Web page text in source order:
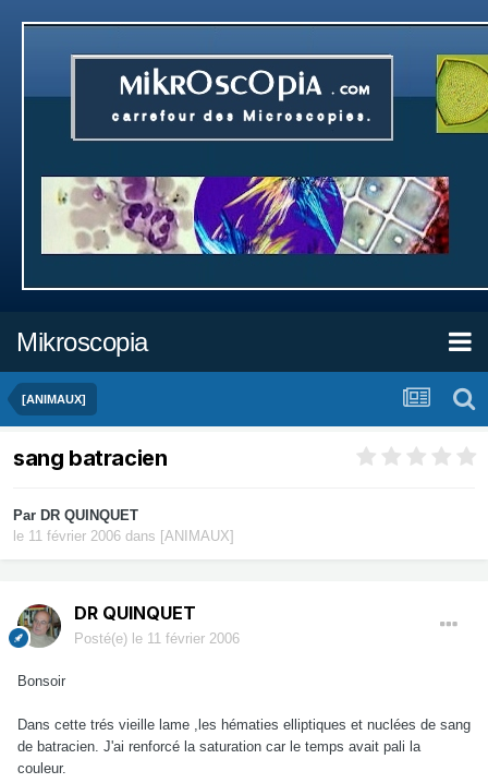
Mikroscopia
[ANIMAUX]
sang batracien
Par DR QUINQUET
le 11 février 2006 dans [ANIMAUX]
DR QUINQUET
Posté(e) le 11 février 2006
Bonsoir
Dans cette trés vieille lame ,les hématies elliptiques et nuclées de sang
de batracien. J'ai renforcé la saturation car le temps avait pali la
couleur.